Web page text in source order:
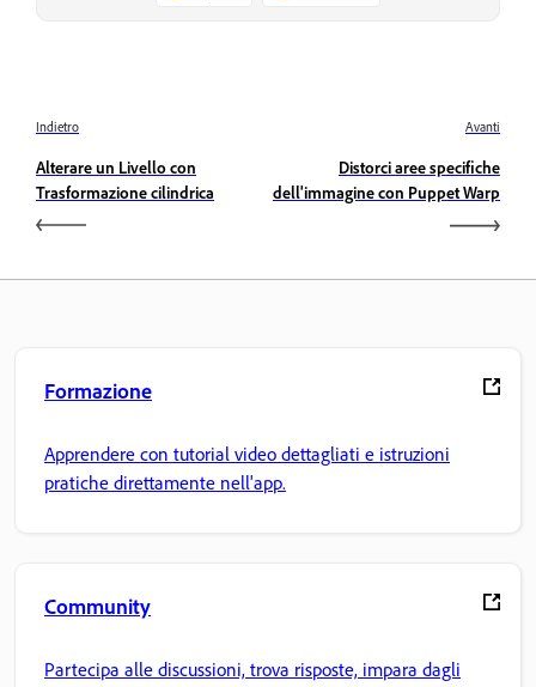
Indietro
Alterare un Livello con
Trasformazione cilindrica
Avanti
Distorci aree specifiche
dell'immagine con Puppet Warp
Formazione
Apprendere con tutorial video dettagliati e istruzioni
pratiche direttamente nell'app.
Community
Partecipa alle discussioni, trova risposte, impara dagli